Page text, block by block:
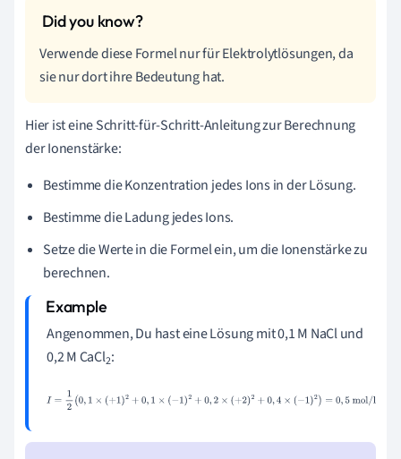
Verwende diese Formel nur für Elektrolytlösungen, da
sie nur dort ihre Bedeutung hat.
Hier ist eine Schritt-für-Schritt-Anleitung zur Berechnung
der Ionenstärke:
Bestimme die Konzentration jedes Ions in der Lösung.
Bestimme die Ladung jedes Ions.
Setze die Werte in die Formel ein, um die Ionenstärke zu
berechnen.
Angenommen, Du hast eine Lösung mit 0,1 M NaCl und
0,2 M CaCl2:
I=12(0 1 ×( +1)2+0, 1 ×( −1)2+0,2×(+2)2+0,4 ×(−1)2)= 0,5 mol/l